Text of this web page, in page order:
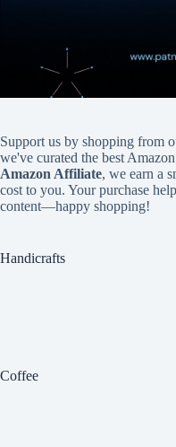
Support us by shopping from
we've curated the best
Amazon Affiliate, we earn a
cost to you. Your purchase
content—happy shopping!
Handicrafts
Coffee